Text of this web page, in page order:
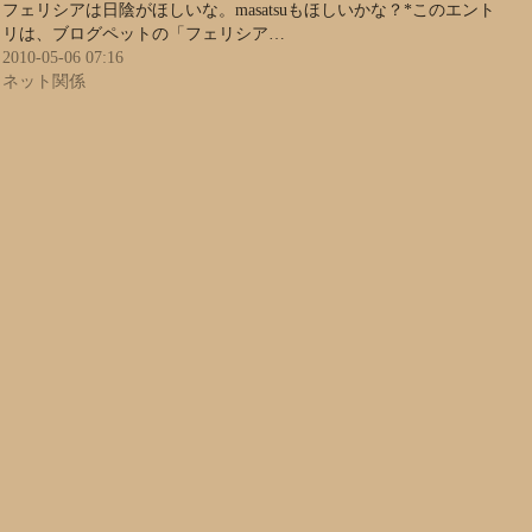
フェリシアは日陰がほしいな。masatsuもほしいかな？*このエント
リは、ブログペットの「フェリシア…
2010-05-06 07:16
ネット関係